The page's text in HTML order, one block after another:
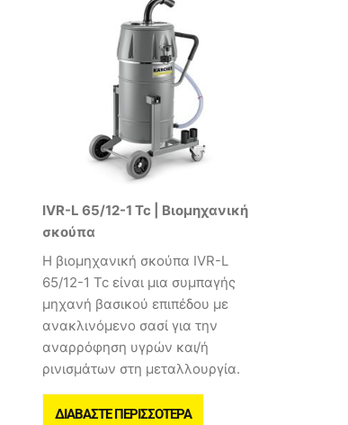
IVR-L 65/12-1 Tc | Βιομηχανική
σκούπα
Η βιομηχανική σκούπα IVR-L
65/12-1 Tc είναι μια συμπαγής
μηχανή βασικού επιπέδου με
ανακλινόμενο σασί για την
αναρρόφηση υγρών και/ή
ρινισμάτων στη μεταλλουργία.
ΔΙΑΒΆΣΤΕ ΠΕΡΙΣΣΌΤΕΡΑ